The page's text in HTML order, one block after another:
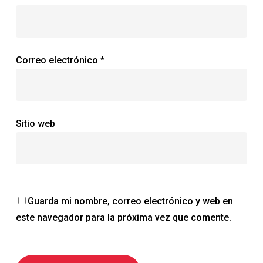
Correo electrónico *
Sitio web
Guarda mi nombre, correo electrónico y web en
este navegador para la próxima vez que comente.